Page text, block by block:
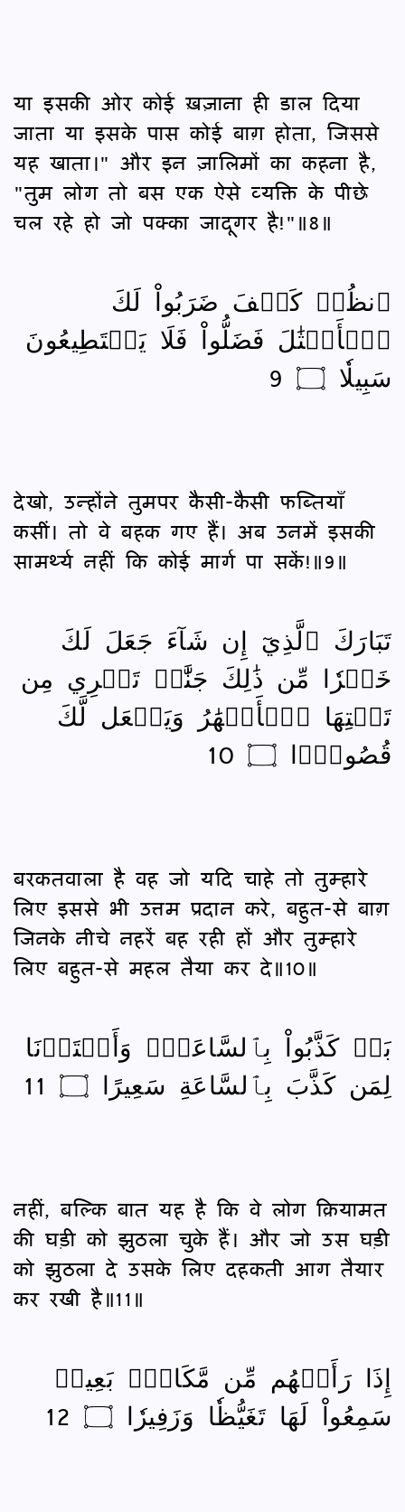
या इसकी ओर कोई ख़ज़ाना ही डाल दिया
जाता या इसके पास कोई बाग़ होता, जिससे
यह खाता।" और इन ज़ालिमों का कहना है,
"तुम लोग तो बस एक ऐसे व्यक्ति के पीछे
चल रहे हो जो पक्‍का जादूगर है!"॥8॥
ٱنظُرۡ كَيۡفَ ضَرَبُواْ لَكَ
ٱلۡأَمۡثَٰلَ فَضَلُّواْ فَلَا يَسۡتَطِيعُونَ
سَبِيلٗا ۝ 9
देखो, उन्होंने तुमपर कैसी-कैसी फब्तियाँ
कसीं। तो वे बहक गए हैं। अब उनमें इसकी
सामर्थ्य नहीं कि कोई मार्ग पा सकें!॥9॥
تَبَارَكَ ٱلَّذِيٓ إِن شَآءَ جَعَلَ لَكَ
خَيۡرٗا مِّن ذَٰلِكَ جَنَّٰتٖ تَجۡرِي مِن
تَحۡتِهَا ٱلۡأَنۡهَٰرُ وَيَجۡعَل لَّكَ
قُصُورَۢا ۝ 10
बरकतवाला है वह जो यदि चाहे तो तुम्हारे
लिए इससे भी उत्तम प्रदान करे, बहुत-से बाग़
जिनके नीचे नहरें बह रही हों और तुम्हारे
लिए बहुत-से महल तैया कर दे॥10॥
بَلۡ كَذَّبُواْ بِٱلسَّاعَةِۖ وَأَعۡتَدۡنَا
لِمَن كَذَّبَ بِٱلسَّاعَةِ سَعِيرًا ۝ 11
नहीं, बल्कि बात यह है कि वे लोग क़ियामत
की घड़ी को झुठला चुके हैं। और जो उस घड़ी
को झुठला दे उसके लिए दहकती आग तैयार
कर रखी है॥11॥
إِذَا رَأَتۡهُم مِّن مَّكَانِۭ بَعِيدٖ
سَمِعُواْ لَهَا تَغَيُّظٗا وَزَفِيرٗا ۝ 12